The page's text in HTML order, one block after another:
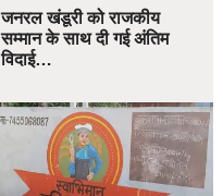
जनरल खंडूरी को राजकीय
सम्मान के साथ दी गई अंतिम
विदाई…